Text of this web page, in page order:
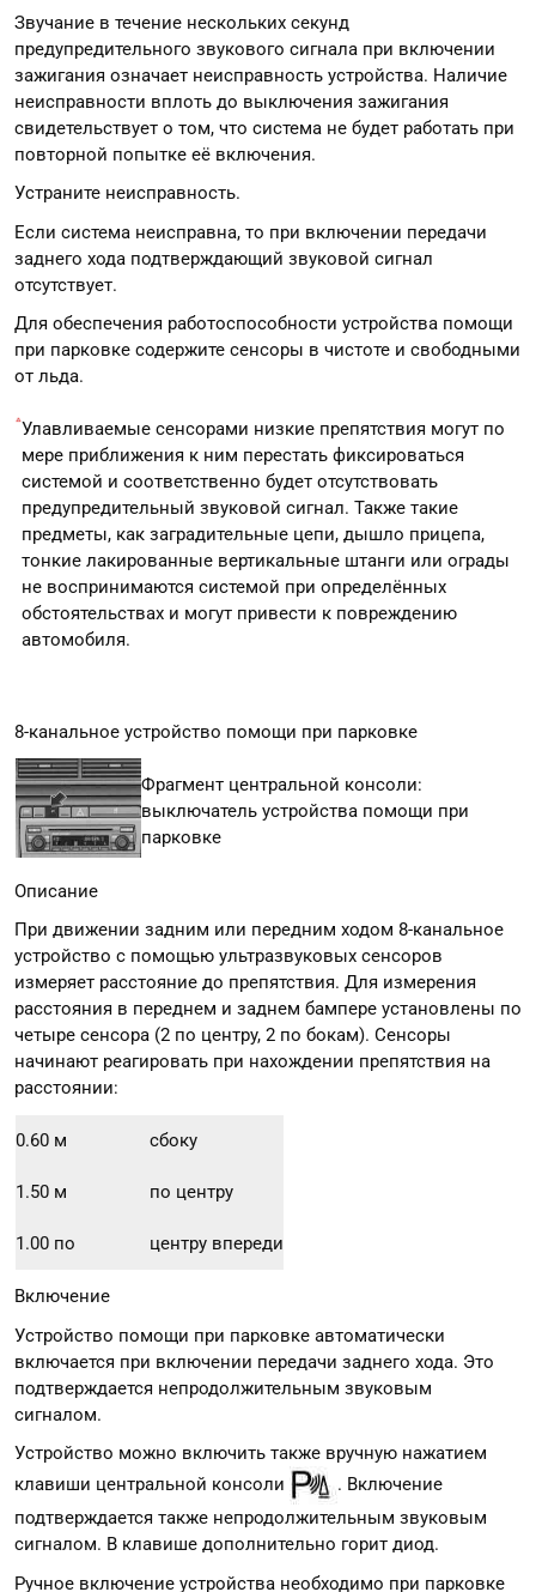
Звучание в течение нескольких секунд
предупредительного звукового сигнала при включении
зажигания означает неисправность устройства. Наличие
неисправности вплоть до выключения зажигания
свидетельствует о том, что система не будет работать при
повторной попытке её включения.
Устраните неисправность.
Если система неисправна, то при включении передачи
заднего хода подтверждающий звуковой сигнал
отсутствует.
Для обеспечения работоспособности устройства помощи
при парковке содержите сенсоры в чистоте и свободными
от льда.
Улавливаемые сенсорами низкие препятствия могут по
мере приближения к ним перестать фиксироваться
системой и соответственно будет отсутствовать
предупредительный звуковой сигнал. Также такие
предметы, как заградительные цепи, дышло прицепа,
тонкие лакированные вертикальные штанги или ограды
не воспринимаются системой при определённых
обстоятельствах и могут привести к повреждению
автомобиля.
8-канальное устройство помощи при парковке
Фрагмент центральной консоли:
выключатель устройства помощи при
парковке
Описание
При движении задним или передним ходом 8-канальное
устройство с помощью ультразвуковых сенсоров
измеряет расстояние до препятствия. Для измерения
расстояния в переднем и заднем бампере установлены по
четыре сенсора (2 по центру, 2 по бокам). Сенсоры
начинают реагировать при нахождении препятствия на
расстоянии:
0.60 м сбоку
1.50 м по центру
1.00 по центру впереди
Включение
Устройство помощи при парковке автоматически
включается при включении передачи заднего хода. Это
подтверждается непродолжительным звуковым
сигналом.
Устройство можно включить также вручную нажатием
клавиши центральной консоли
. Включение
подтверждается также непродолжительным звуковым
сигналом. В клавише дополнительно горит диод.
Ручное включение устройства необходимо при парковке